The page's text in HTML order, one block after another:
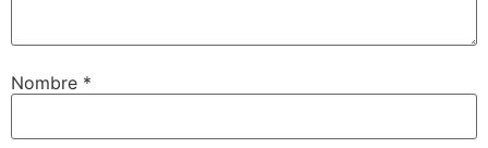
Nombre *